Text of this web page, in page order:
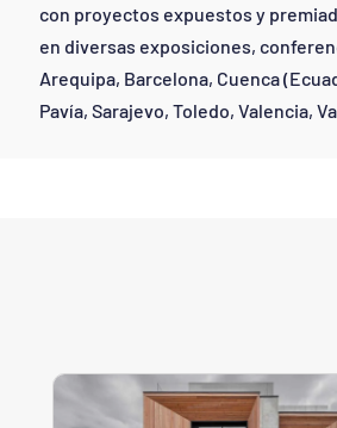
con proyectos expuestos y
en diversas exposiciones,
Arequipa, Barcelona, Cuenca
Pavía, Sarajevo, Toledo, Valencia,